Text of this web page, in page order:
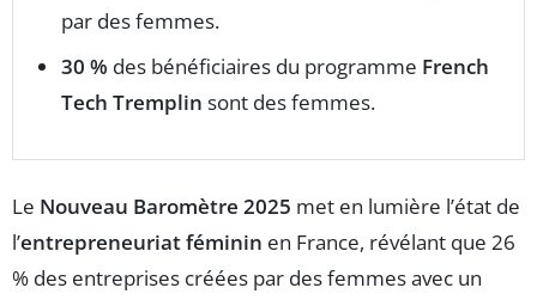
par des femmes.
30 % des bénéficiaires du programme French
Tech Tremplin sont des femmes.
Le Nouveau Baromètre 2025 met en lumière l’état de
l’entrepreneuriat féminin en France, révélant que 26
% des entreprises créées par des femmes avec un